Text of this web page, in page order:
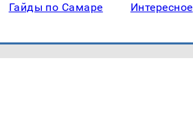
Гайды по Самаре Интересное